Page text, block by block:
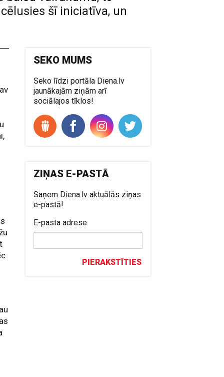
šī iniciatīva, un
SEKO MUMS
Seko līdzi portāla Diena.lv
jaunākajām ziņām arī
sociālajos tīklos!
ZIŅAS E-PASTĀ
Saņem Diena.lv aktuālās ziņas
e-pastā!
E-pasta adrese
PIERAKSTĪTIES